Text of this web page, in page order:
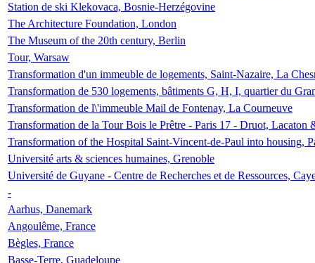
Station de ski Klekovaca, Bosnie-Herzégovine
The Architecture Foundation, London
The Museum of the 20th century, Berlin
Tour, Warsaw
Transformation d'un immeuble de logements, Saint-Nazaire, La
Transformation de 530 logements, bâtiments G, H, I, quartier du
Transformation de l\'immeuble Mail de Fontenay, La Courneuve
Transformation de la Tour Bois le Prêtre - Paris 17 - Druot, Lacaton
Transformation of the Hospital Saint-Vincent-de-Paul into housing,
Université arts & sciences humaines, Grenoble
Université de Guyane - Centre de Recherches et de Ressources,
-
Aarhus, Danemark
Angoulême, France
Bègles, France
Basse-Terre, Guadeloupe